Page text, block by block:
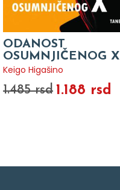
ODANOST
OSUMNJIČENOG X
Keigo Higašino
1.485 rsd 1.188 rsd